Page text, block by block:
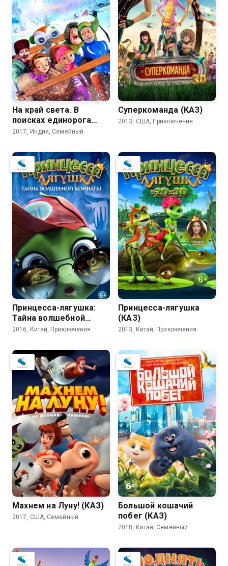
На край света. В
поисках единорога
(КАЗ)
2017, Индия, Семейный
Суперкоманда (КАЗ)
2013, США, Приключения
Принцесса-лягушка:
Тайна волшебной
комнаты (КАЗ)
2016, Китай, Приключения
Принцесса-лягушка
(КАЗ)
2013, Китай, Приключения
Махнем на Луну! (КАЗ)
2017, США, Семейный
Большой кошачий
побег (КАЗ)
2018, Китай, Семейный